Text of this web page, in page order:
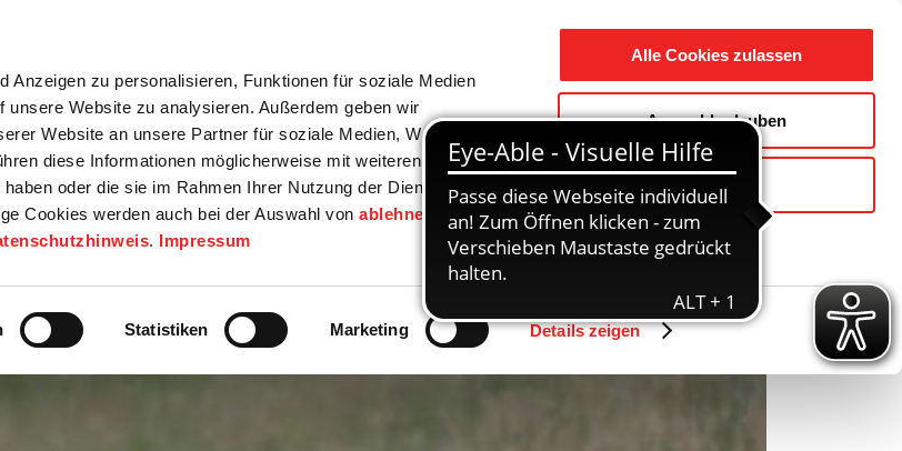
Anzeigen zu personalisieren, Funktionen für soziale Medien
unsere Website zu analysieren. Außerdem geben wir
Website an unsere Partner für soziale Medien, Werbung
diese Informationen möglicherweise mit weiteren Daten
oder die sie im Rahmen Ihrer Nutzung der Dienste
Cookies werden auch bei der Auswahl vonablehnen
gesetzt.
. Impressum
Statistiken Marketing Details zeigen
Alle Cookies zulassen
Auswahl erlauben
Ablehnen
/ Wohnen Bildung / Soziales Touristik / Freizeit Gemeinde / Geschichte
Zurück